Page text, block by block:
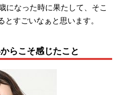
になった時に果たして、そこ
すごいなぁと思います。
らこそ感じたこと